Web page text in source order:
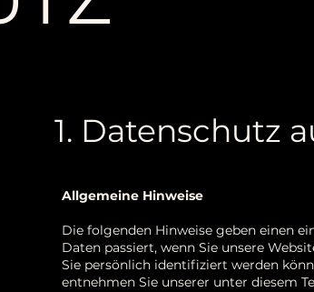
1. Datenschutz
Allgemeine Hinweise
Die folgenden Hinweise geben einen
Daten passiert, wenn Sie unsere
Sie persönlich identifiziert werden
entnehmen Sie unserer unter diesem